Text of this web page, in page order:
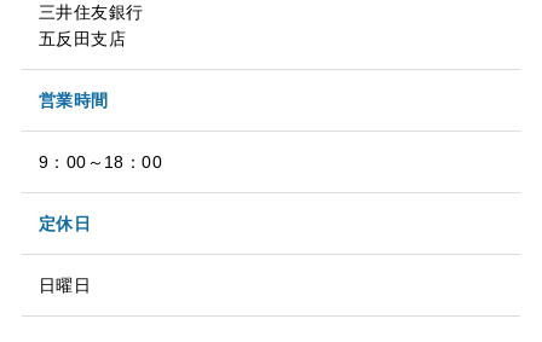
三井住友銀行
五反田支店
営業時間
9：00～18：00
定休日
日曜日